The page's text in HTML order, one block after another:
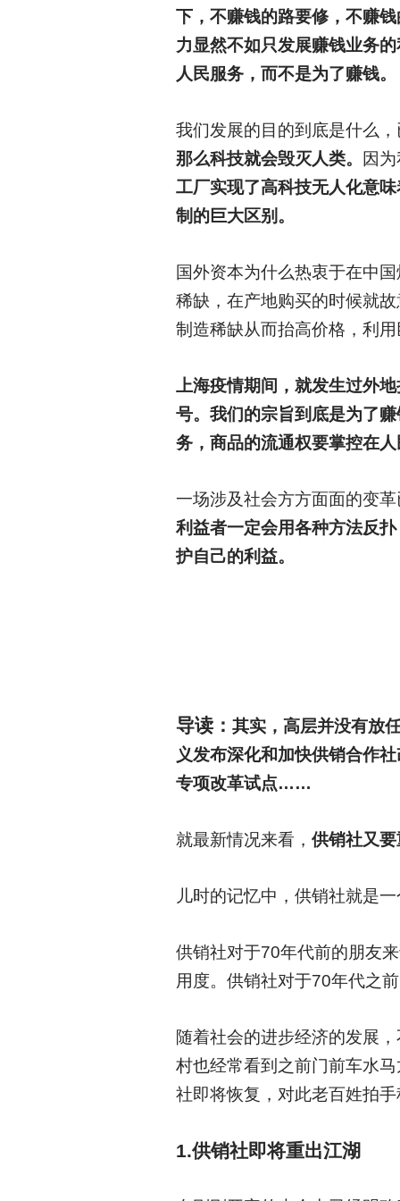
下，不赚钱的路要修，不赚
力显然不如只发展赚钱业务
人民服务，而不是为了赚钱。
我们发展的目的到底是什么
那么科技就会毁灭人类。
因
工厂实现了高科技无人化意
制的巨大区别。
国外资本为什么热衷于在中
稀缺，在产地购买的时候就
制造稀缺从而抬高价格，利
上海疫情期间，就发生过外
号。我们的宗旨到底是为了
务，商品的流通权要掌控在
一场涉及社会方方面面的变
利益者一定会用各种方法反
护自己的利益。
导读： 其实，高层并没有放
义发布深化和加快供销合作
专项改革试点……
就最新情况来看， 供销社又
儿时的记忆中，供销社就是
供销社对于70年代前的朋友
用度。供销社对于70年代之
随着社会的进步经济的发展
村也经常看到之前门前车水
社即将恢复，对此老百姓拍
1.供销社即将重出江湖